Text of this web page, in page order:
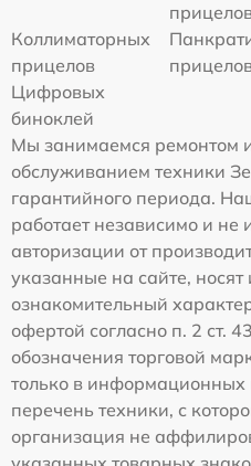
Коллиматорных
прицелов
Цифровых
биноклей
Мы занимаемся ремонтом
обслуживанием техники
гарантийного периода.
работает независимо и не
авторизации от
указанные на сайте,
ознакомительный
офертой согласно п. 2 ст.
обозначения торговой
только в информационных
перечень техники, с
организация не